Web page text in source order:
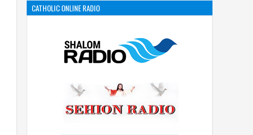
CATHOLIC ONLINE RADIO